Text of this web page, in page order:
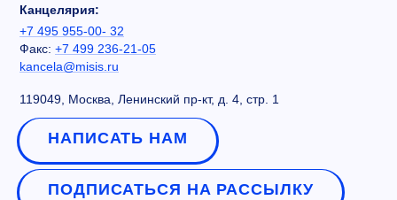
Канцелярия:
+7 495 955-00- 32
Факс: +7 499 236-21-05
kancela@misis.ru
119049, Москва, Ленинский пр-кт, д. 4, стр. 1
НАПИСАТЬ НАМ
ПОДПИСАТЬСЯ НА РАССЫЛКУ